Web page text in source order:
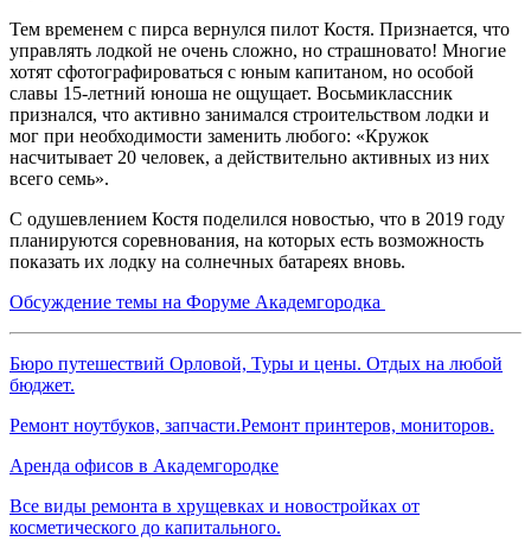
Тем временем с пирса вернулся пилот Костя. Признается, что
управлять лодкой не очень сложно, но страшновато! Многие
хотят сфотографироваться с юным капитаном, но особой
славы 15-летний юноша не ощущает. Восьмиклассник
признался, что активно занимался строительством лодки и
мог при необходимости заменить любого: «Кружок
насчитывает 20 человек, а действительно активных из них
всего семь».
С одушевлением Костя поделился новостью, что в 2019 году
планируются соревнования, на которых есть возможность
показать их лодку на солнечных батареях вновь.
Обсуждение темы на Форуме Академгородка
Бюро путешествий Орловой, Туры и цены. Отдых на любой
бюджет.
Ремонт ноутбуков, запчасти.Ремонт принтеров, мониторов.
Аренда офисов в Академгородке
Все виды ремонта в хрущевках и новостройках от
косметического до капитального.